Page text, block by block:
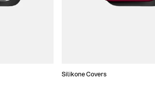
Silikone Covers